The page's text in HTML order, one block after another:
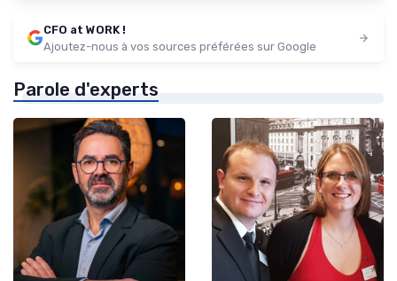
CFO at WORK !
Ajoutez-nous à vos sources préférées sur Google
Parole d'experts